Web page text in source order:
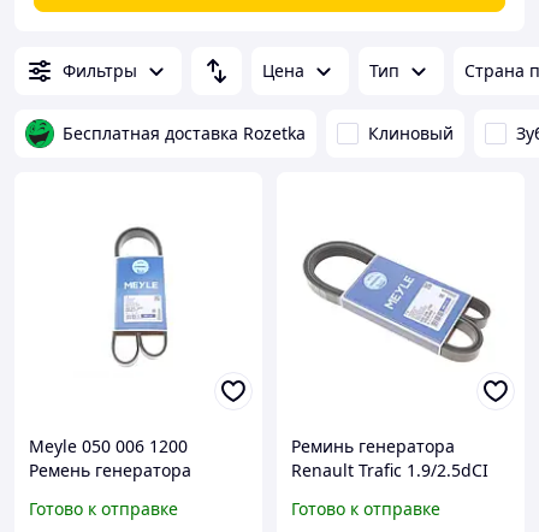
Фильтры Цена Тип Страна
Бесплатная доставка Rozetka Клиновый
Meyle 050 006 1200
Ремень генератора
CC, Megane III, Fluence,
Готово к отправке
Реминь генератора
Renault Trafic 1.9/2.5dCI
006 1795 (opt-om)
Готово к отправке